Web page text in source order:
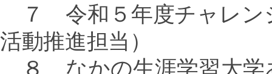
７ 令和５年度チャレン
活動推進担当）
８ なかの生涯学習大学